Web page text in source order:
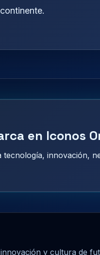
en Iconos
tecnología, innovación,
y cultura de